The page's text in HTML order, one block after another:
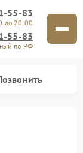
55-83
до 20:00
55-83
по РФ